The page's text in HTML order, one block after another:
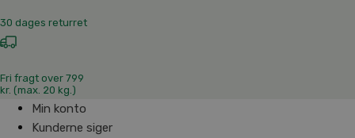
30 dages returret
Fri fragt over 799
kr. (max. 20 kg.)
Min konto
Kunderne siger